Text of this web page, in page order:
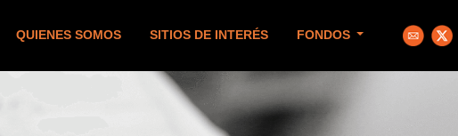
QUIENES SOMOS SITIOS DE INTERÉS FONDOS